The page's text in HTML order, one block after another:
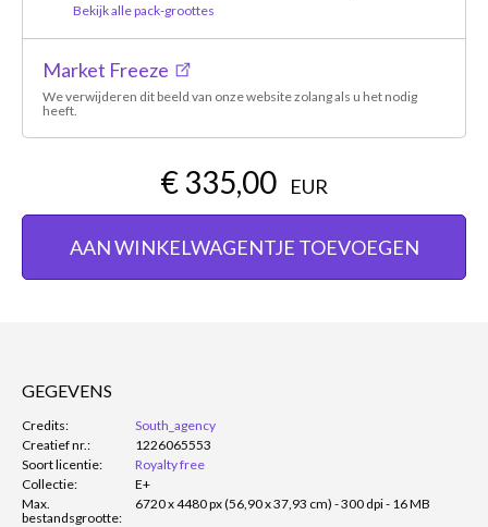
Bekijk alle pack-groottes
Market Freeze
We verwijderen dit beeld van onze website zolang als u het nodig
heeft.
€ 335,00 EUR
AAN WINKELWAGENTJE TOEVOEGEN
GEGEVENS
Credits:
South_agency
Creatief nr.:
1226065553
Soort licentie:
Royalty free
Collectie:
E+
Max.
bestandsgrootte:
6720 x 4480 px (56,90 x 37,93 cm) - 300 dpi - 16 MB